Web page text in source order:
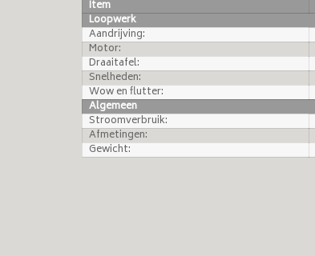
Item
Loopwerk
Aandrijving:
Motor:
Draaitafel:
Snelheden:
Wow en flutter:
Algemeen
Stroomverbruik:
Afmetingen:
Gewicht: